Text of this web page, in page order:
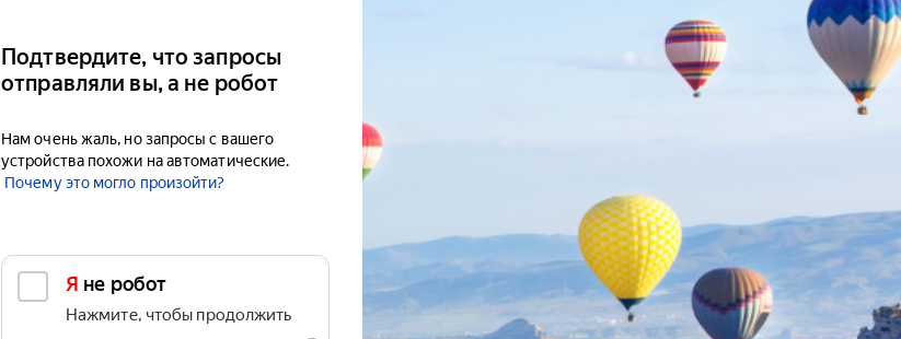
Подтвердите, что запросы
отправляли вы, а не робот
Нам очень жаль, но запросы с вашего
устройства похожи на автоматические.
Почему это могло произойти?
Я не робот
Нажмите, чтобы продолжить